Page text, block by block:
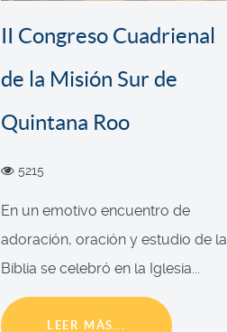
II Congreso Cuadrienal
de la Misión Sur de
Quintana Roo
5215
En un emotivo encuentro de
adoración, oración y estudio de la
Biblia se celebró en la Iglesia...
LEER MÁS...